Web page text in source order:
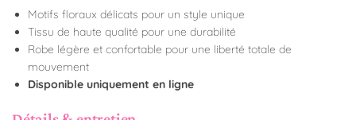
Motifs floraux délicats pour un style unique
Tissu de haute qualité pour une durabilité
Robe légère et confortable pour une liberté totale de
mouvement
Disponible uniquement en ligne